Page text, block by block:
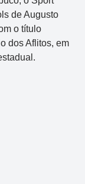
de Augusto
o título
dos Aflitos, em